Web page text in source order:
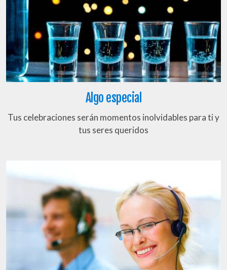
Algo especial
Tus celebraciones serán momentos inolvidables para ti y
tus seres queridos